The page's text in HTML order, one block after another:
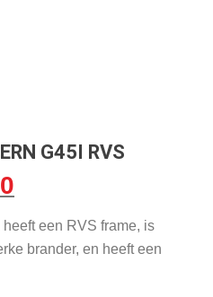
G45I RVS
is:
€515,00.
een RVS frame, is
brander, en heeft een